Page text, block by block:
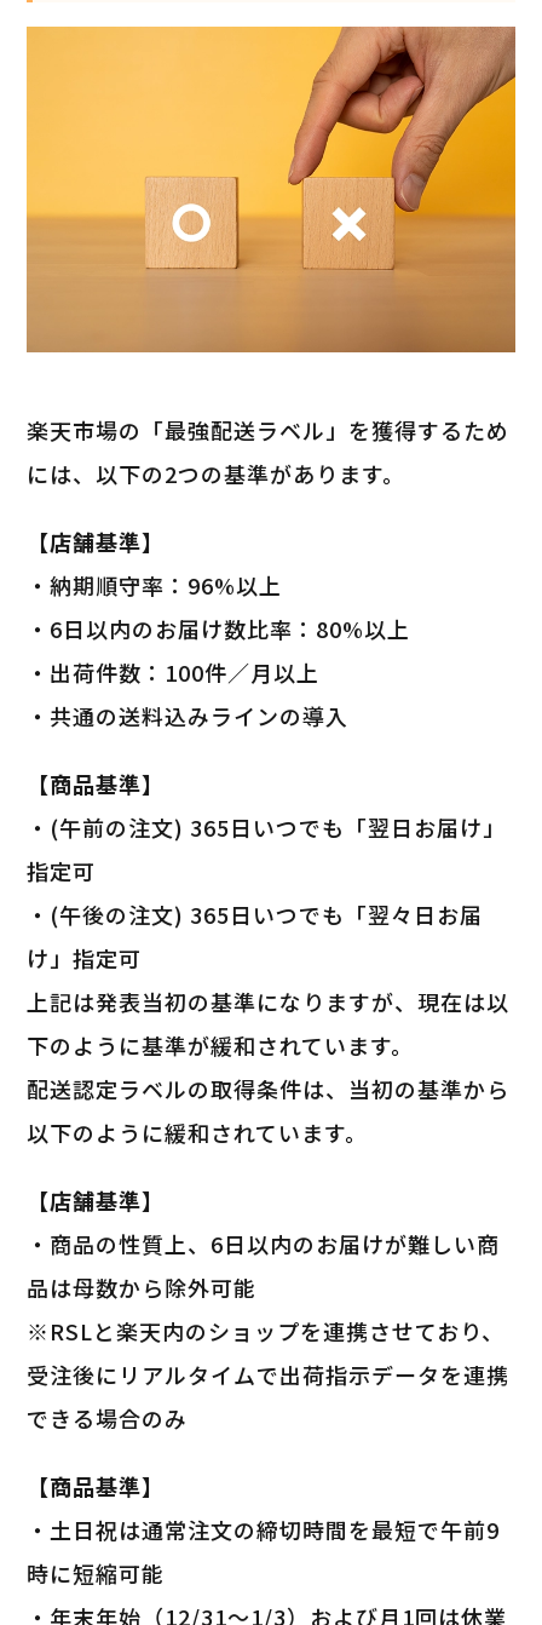
楽天市場の「最強配送ラベル」を獲得するため
には、以下の2つの基準があります。
【店舗基準】
・納期順守率：96%以上
・6日以内のお届け数比率：80%以上
・出荷件数：100件／月以上
・共通の送料込みラインの導入
【商品基準】
・(午前の注文) 365日いつでも「翌日お届け」
指定可
・(午後の注文) 365日いつでも「翌々日お届
け」指定可
上記は発表当初の基準になりますが、現在は以
下のように基準が緩和されています。
配送認定ラベルの取得条件は、当初の基準から
以下のように緩和されています。
【店舗基準】
・商品の性質上、6日以内のお届けが難しい商
品は母数から除外可能
※RSLと楽天内のショップを連携させており、
受注後にリアルタイムで出荷指示データを連携
できる場合のみ
【商品基準】
・土日祝は通常注文の締切時間を最短で午前9
時に短縮可能
・年末年始（12/31〜1/3）および月1回は休業